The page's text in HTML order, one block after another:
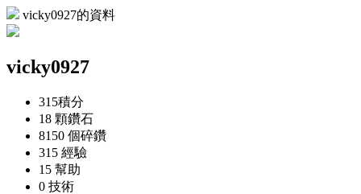
vicky0927的資料
vicky0927
315積分
18 顆鑽石
8150 個碎鑽
315 經驗
15 幫助
0 技術